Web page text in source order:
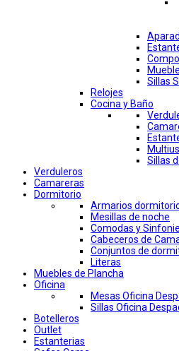
Sillas
Relojes
Cocina y Baño
Sillas
Verduleros
Camareras
Dormitorio
Armarios
Mesillas de noche
Comodas y
Cabeceros de
Conjuntos de
Literas
Muebles de Plancha
Oficina
Mesas Oficina
Sillas Oficina
Botelleros
Outlet
Estanterias